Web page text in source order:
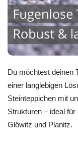
Du möchtest deinen
einer langlebigen
Steinteppichen mit
Strukturen – ideal
Glöwitz und Planitz.